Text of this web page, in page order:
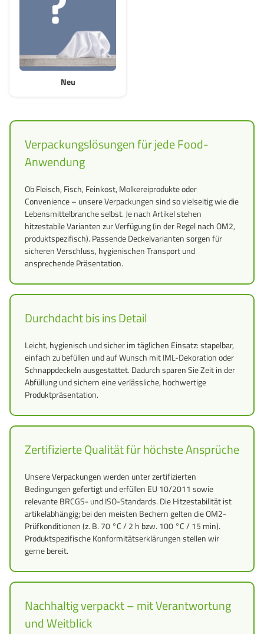
Neu
Verpackungslösungen für jede Food-
Anwendung
Ob Fleisch, Fisch, Feinkost, Molkereiprodukte oder
Convenience – unsere Verpackungen sind so vielseitig wie die
Lebensmittelbranche selbst. Je nach Artikel stehen
hitzestabile Varianten zur Verfügung (in der Regel nach OM2,
produktspezifisch). Passende Deckelvarianten sorgen für
sicheren Verschluss, hygienischen Transport und
ansprechende Präsentation.
Durchdacht bis ins Detail
Leicht, hygienisch und sicher im täglichen Einsatz: stapelbar,
einfach zu befüllen und auf Wunsch mit IML-Dekoration oder
Schnappdeckeln ausgestattet. Dadurch sparen Sie Zeit in der
Abfüllung und sichern eine verlässliche, hochwertige
Produktpräsentation.
Zertifizierte Qualität für höchste Ansprüche
Unsere Verpackungen werden unter zertifizierten
Bedingungen gefertigt und erfüllen EU 10/2011 sowie
relevante BRCGS- und ISO-Standards. Die Hitzestabilität ist
artikelabhängig; bei den meisten Bechern gelten die OM2-
Prüfkonditionen (z. B. 70 °C / 2 h bzw. 100 °C / 15 min).
Produktspezifische Konformitätserklärungen stellen wir
gerne bereit.
Nachhaltig verpackt – mit Verantwortung
und Weitblick